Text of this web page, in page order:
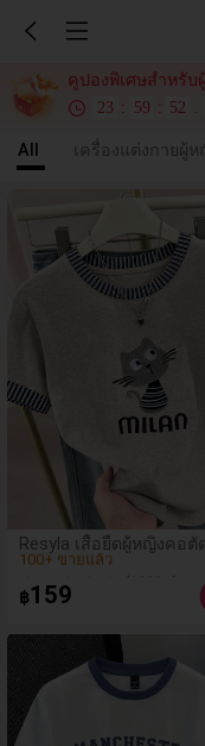
คูปองพิเศษสำหรับ
23 : 59 : 48 .
All เครื่องแต่งกายผู้ห
Resyla เสื้อยืดผู้หญิงคอตั
หลากสี, ลายพิมพ์แมวน่ารัก
สำหรับออกไปเที่ยวฤดูร้อ
ดีไซน์กราฟิก, ความรู้สึก
พรีเมียม, ลำลองอเนกปร
สวมใส่ประจำวัน, กลางแจ้
ช้อปปิ้ง, การเดินทาง เสื้อผ้
กลางแจ้ง
(1000+)
100+ ขายแล้ว
฿159